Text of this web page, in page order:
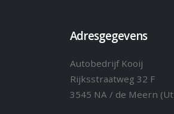
Adresgegevens
Autobedrijf Kooij
Rijksstraatweg 32 F
3545 NA / de Meern